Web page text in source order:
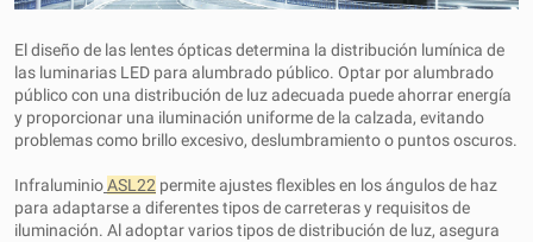
El diseño de las lentes ópticas determina la distribución lumínica de
las luminarias LED para alumbrado público. Optar por alumbrado
público con una distribución de luz adecuada puede ahorrar energía
y proporcionar una iluminación uniforme de la calzada, evitando
problemas como brillo excesivo, deslumbramiento o puntos oscuros.
InfraluminioASL22 permite ajustes flexibles en los ángulos de haz
para adaptarse a diferentes tipos de carreteras y requisitos de
iluminación. Al adoptar varios tipos de distribución de luz, asegura